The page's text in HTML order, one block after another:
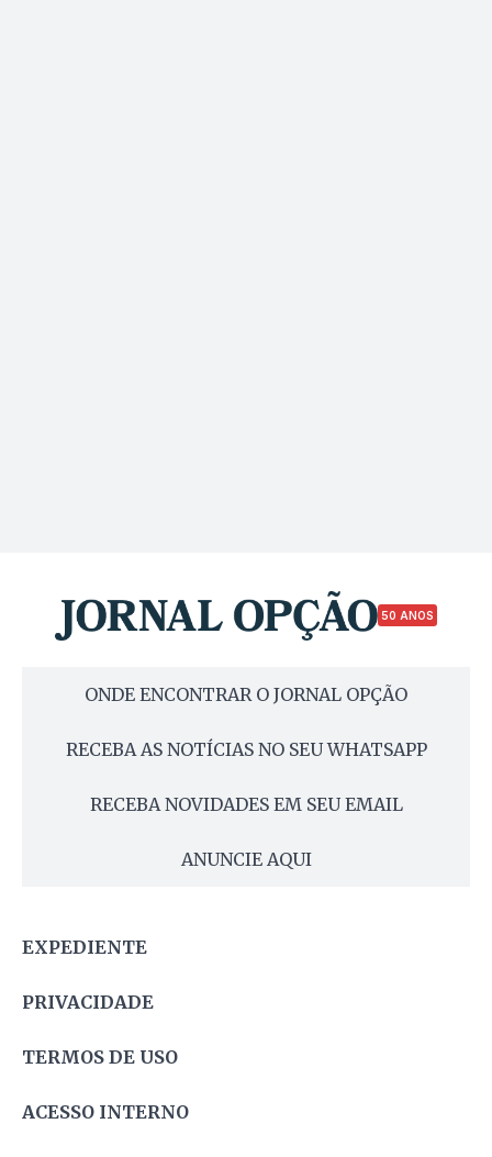
50 ANOS
ONDE ENCONTRAR O JORNAL OPÇÃO
RECEBA AS NOTÍCIAS NO SEU WHATSAPP
RECEBA NOVIDADES EM SEU EMAIL
ANUNCIE AQUI
EXPEDIENTE
PRIVACIDADE
TERMOS DE USO
ACESSO INTERNO